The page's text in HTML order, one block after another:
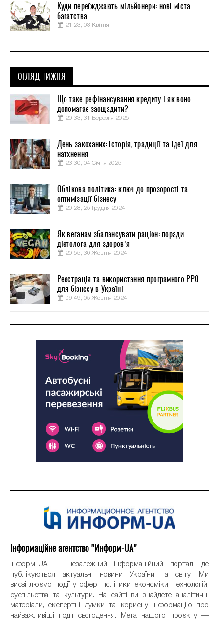
Куди переїжджають мільйонери: нові міста
багатства
21:23, 03 Квітня
ОГЛЯД ТИЖНЯ
Що таке рефінансування кредиту і як воно
допомагає заощадити?
20:33, 31 Березня 2025
День закоханих: історія, традиції та ідеї для
натхнення
23:30, 04 Січня 2025
Облікова політика: ключ до прозорості та
оптимізації бізнесу
20:28, 25 Грудня 2024
Як веганам збалансувати раціон: поради
дієтолога для здоров’я
20:55, 30 Жовтня 2024
Реєстрація та використання програмного РРО
для бізнесу в Україні
09:49, 05 Жовтня 2024
Інформаційне агентство "Информ-UA"
Інформ-UA — незалежний інформаційний портал, де
публікуються актуальні новини України та світу. Ми
висвітлюємо події у сфері політики, економіки, технологій,
суспільства та культури. На сайті ви знайдете аналітичні
матеріали, експертні думки та корисну інформацію про
найважливіші події сьогодення. Мета нашого проєкту —